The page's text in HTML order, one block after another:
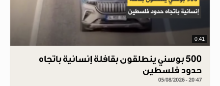
0.41
500 بوسني ينطلقون بقافلة إنسانية باتجاه
حدود فلسطين
05/08/2026 - 20:47